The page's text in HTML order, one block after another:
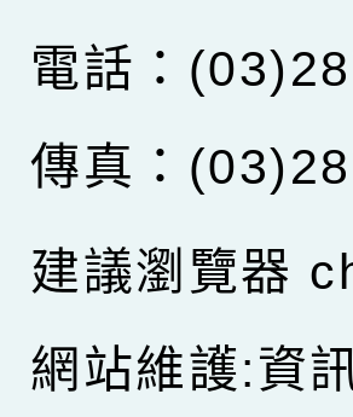
電話：
傳真：
建議瀏覽器
網站維護:資